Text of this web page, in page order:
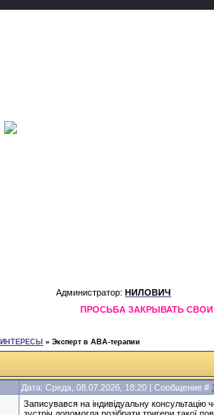
Администратор:НИЛОВИЧ
ПРОСЬБА ЗАКРЫВАТЬ
ИНТЕРЕСЫ » Эксперт в ABA-терапии
Дата: Среда, 08.07.2026, 18:20 | Сообщение # 1
Записувався на індивідуальну консультацію